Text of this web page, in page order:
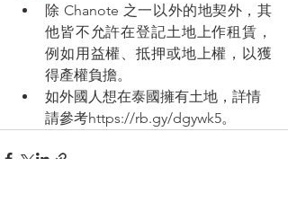
除 Chanote 之一以外的地契外，其
他皆不允許在登記土地上作租賃，
例如用益權、抵押或地上權，以獲
得產權負擔。
如外國人想在泰國擁有土地，詳情
請參考https://rb.gy/dgywk5。